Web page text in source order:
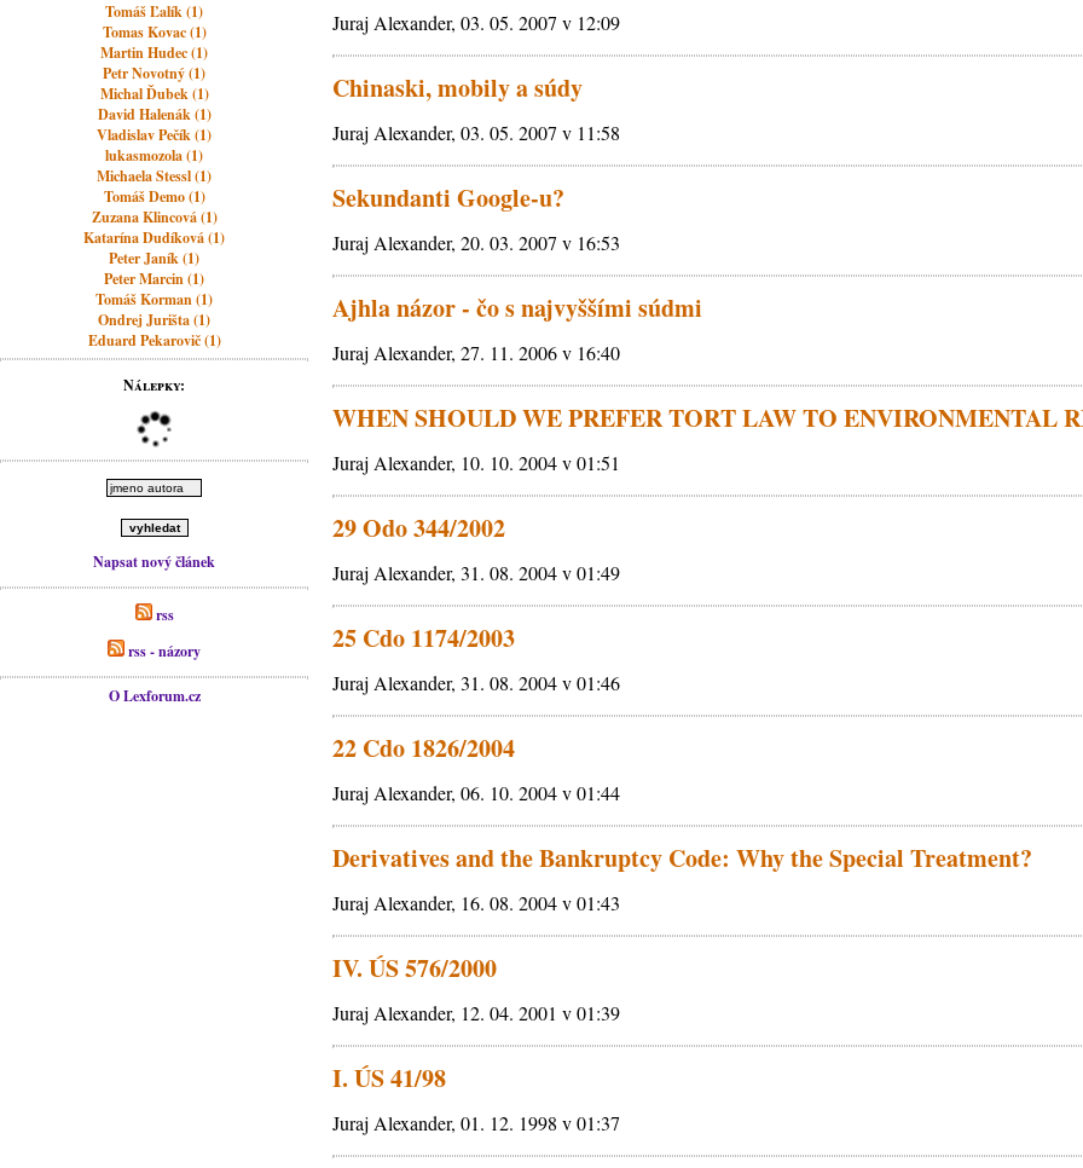
Tomáš Ľalík (1)
Tomas Kovac (1)
Martin Hudec (1)
Petr Novotný (1)
Michal Ďubek (1)
David Halenák (1)
Vladislav Pečík (1)
lukasmozola (1)
Michaela Stessl (1)
Tomáš Demo (1)
Zuzana Klincová (1)
Katarína Dudíková (1)
Peter Janík (1)
Peter Marcin (1)
Tomáš Korman (1)
Ondrej Jurišta (1)
Eduard Pekarovič (1)
Nálepky:
Napsat nový článek
rss
rss - názory
O Lexforum.cz
Juraj Alexander, 03. 05. 2007 v 12:09
Chinaski, mobily a súdy
Juraj Alexander, 03. 05. 2007 v 11:58
Sekundanti Google-u?
Juraj Alexander, 20. 03. 2007 v 16:53
Ajhla názor - čo s najvyššími súdmi
Juraj Alexander, 27. 11. 2006 v 16:40
WHEN SHOULD WE PREFER TORT LAW TO ENVIRONMENTAL
Juraj Alexander, 10. 10. 2004 v 01:51
29 Odo 344/2002
Juraj Alexander, 31. 08. 2004 v 01:49
25 Cdo 1174/2003
Juraj Alexander, 31. 08. 2004 v 01:46
22 Cdo 1826/2004
Juraj Alexander, 06. 10. 2004 v 01:44
Derivatives and the Bankruptcy Code: Why the Special Treatment?
Juraj Alexander, 16. 08. 2004 v 01:43
IV. ÚS 576/2000
Juraj Alexander, 12. 04. 2001 v 01:39
I. ÚS 41/98
Juraj Alexander, 01. 12. 1998 v 01:37